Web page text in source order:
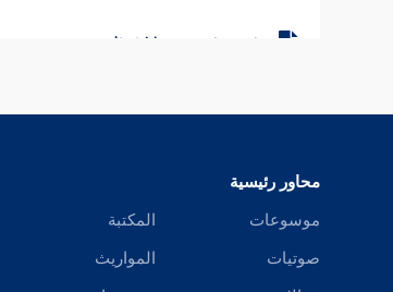
سيرة الخلفاء الراشدينمحاور رئيسية
موسوعات
صوتيات
المكتبة
المواريث